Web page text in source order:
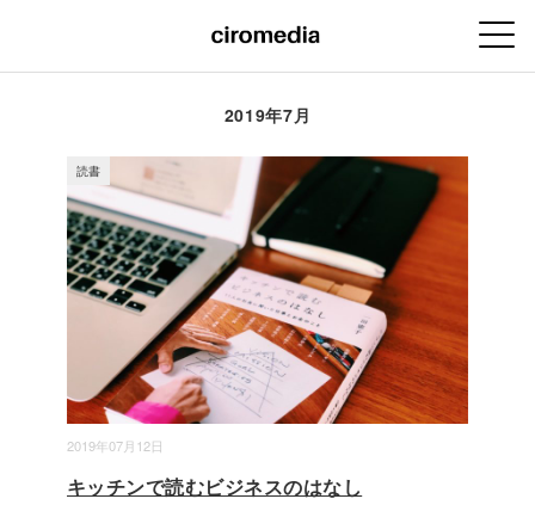
2019年7月
2019年07月12日
読書
キッチンで読むビジネスのはなし